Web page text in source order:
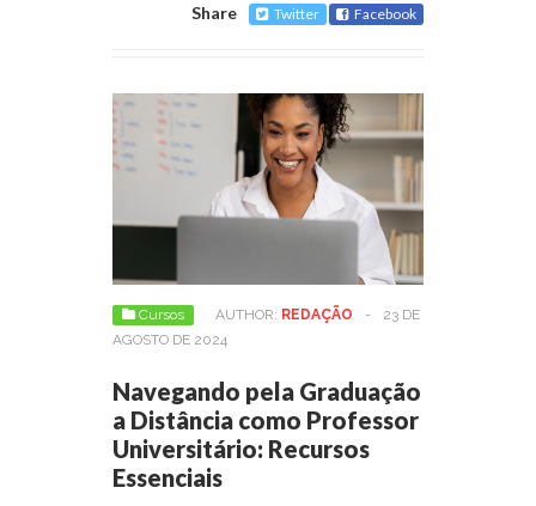
Share Twitter Facebook
Cursos AUTHOR: REDAÇÃO -
23 DE
AGOSTO DE 2024
Navegando pela Graduação
a Distância como Professor
Universitário: Recursos
Essenciais